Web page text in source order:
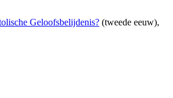
Geloofsbelijdenis? (tweede eeuw),